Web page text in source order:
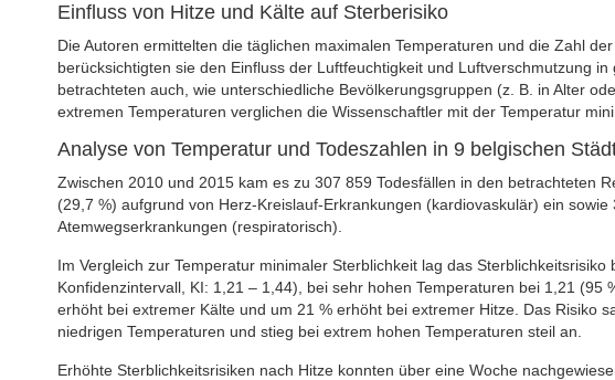
Einfluss von Hitze und Kälte auf Sterberisiko
Die Autoren ermittelten die täglichen maximalen Temperaturen und die Zahl
berücksichtigten sie den Einfluss der Luftfeuchtigkeit und Luftverschmutzung
betrachteten auch, wie unterschiedliche Bevölkerungsgruppen (z. B. in Alter
extremen Temperaturen verglichen die Wissenschaftler mit der Temperatur
Analyse von Temperatur und Todeszahlen in 9 belgischen
Zwischen 2010 und 2015 kam es zu 307 859 Todesfällen in den betrachteten
(29,7 %) aufgrund von Herz-Kreislauf-Erkrankungen (kardiovaskulär) ein
Atemwegserkrankungen (respiratorisch).
Im Vergleich zur Temperatur minimaler Sterblichkeit lag das
Konfidenzintervall, KI: 1,21 – 1,44), bei sehr hohen Temperaturen bei 1,21 (95
erhöht bei extremer Kälte und um 21 % erhöht bei extremer Hitze. Das Risiko
niedrigen Temperaturen und stieg bei extrem hohen Temperaturen steil an.
Erhöhte Sterblichkeitsrisiken nach Hitze konnten über eine Woche